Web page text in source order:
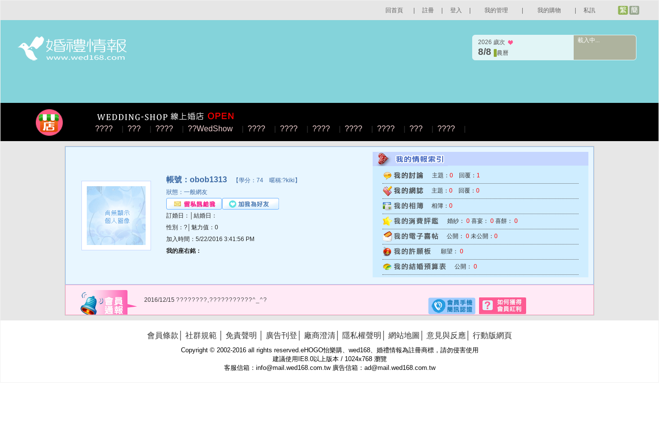
回首頁 註冊 登入 我的管理 我的購物 私訊
2026 歲次
8/8 農曆
載入中...
???? | ??? | ???? | ??WedShow | ???? | ???? | ???? | ???? | ???? | ??? | ???? |
帳號：obob1313 【學分：74 暱稱:?kiki】
狀態：一般網友
訂婚日：│結婚日：
性別：?│魅力值：0
加入時間：5/22/2016 3:41:56 PM
我的座右銘：
主題： 0 回覆： 1
主題： 0 回覆： 0
相簿： 0
婚紗： 0 喜宴： 0 喜餅： 0
公開： 0 未公開： 0
願望： 0
公開： 0
2016/12/15 ????????,???????????^_^?
會員條款 社群規範 免責聲明 廣告刊登 廠商澄清 隱私權聲明 網站地圖 意見與反應 行動版網頁
Copyright © 2002-2016 all rights reserved.eHOGO怡樂購、wed168、婚禮情報為註冊商標，請勿侵害使用
建議使用IE8.0以上版本 / 1024x768 瀏覽
客服信箱：info@mail.wed168.com.tw 廣告信箱：ad@mail.wed168.com.tw